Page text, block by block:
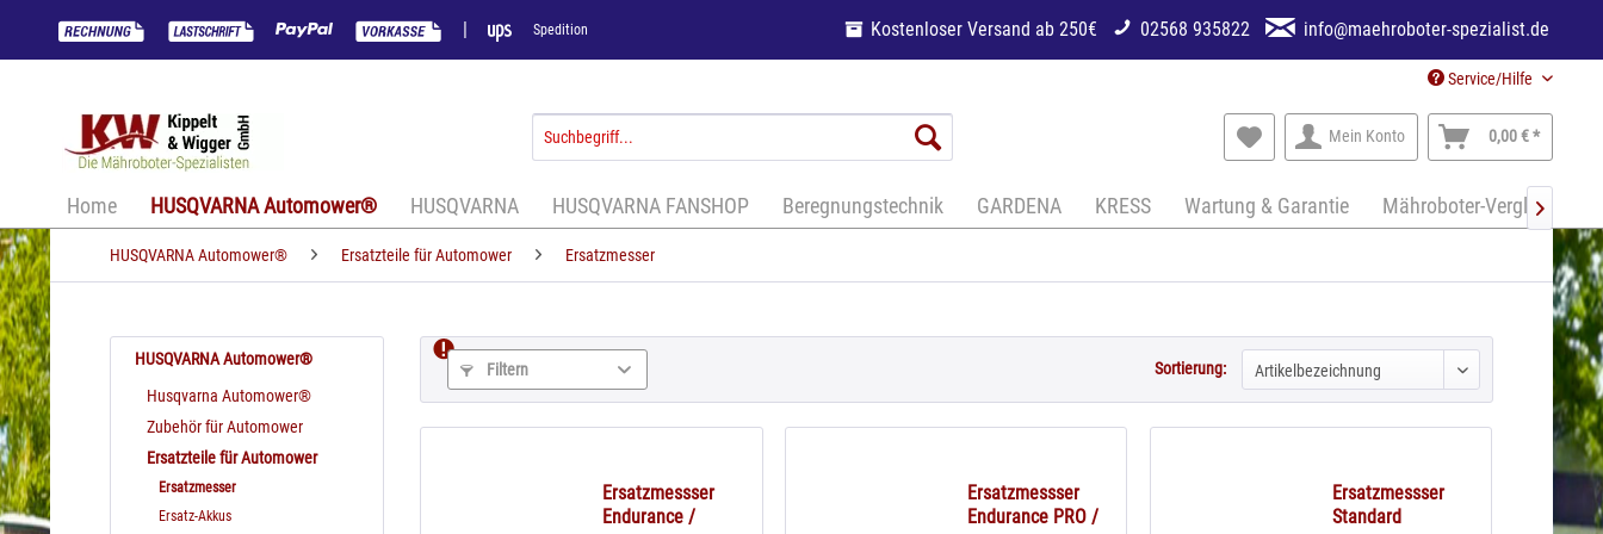
| Spedition Kostenloser Versand ab 250€ 02568 935822 info@maehroboter-spezialist.de
Service/Hilfe
Mein Konto 0,00 € *
Home HUSQVARNA Automower® HUSQVARNA HUSQVARNA FANSHOP Beregnungstechnik GARDENA KRESS Wartung & Garantie Mähroboter-Vergleich

HUSQVARNA Automower® Ersatzteile für Automower Ersatzmesser
HUSQVARNA Automower®
Husqvarna Automower®
Zubehör für Automower
Ersatzteile für Automower
Ersatzmesser
Ersatz-Akkus
Filtern Sortierung:
Ersatzmessser
Endurance /
Ersatzmessser
Endurance PRO /
Ersatzmessser
Standard